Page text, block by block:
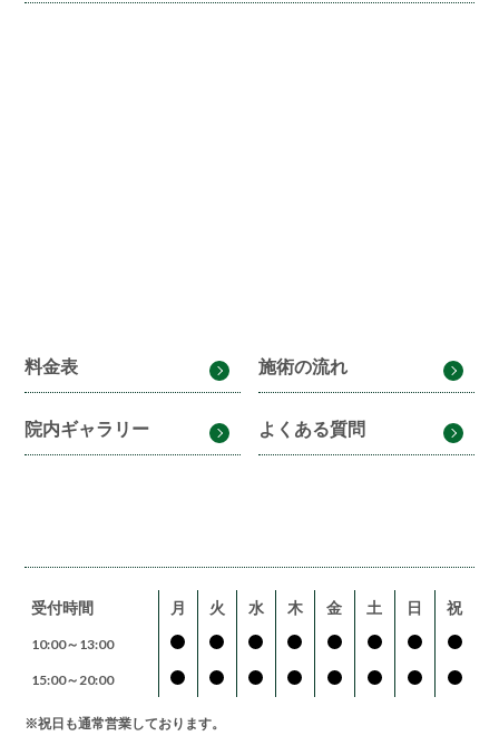
料金表 施術の流れ
院内ギャラリー よくある質問
受付時間 月 火 水 木 金 土 日 祝
10:00～13:00
15:00～20:00
※祝日も通常営業しております。